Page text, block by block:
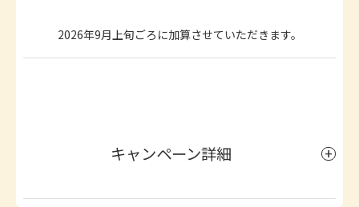
2026年9月上旬ごろに加算させていただきます。
キャンペーン詳細